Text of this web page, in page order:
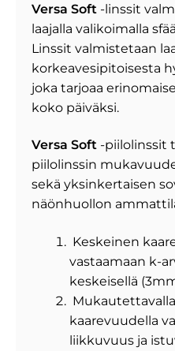
Versa Soft -linssit
laajalla valikoimalla
Linssit valmistetaan
korkeavesipitoisesta
joka tarjoaa
koko päiväksi.
Versa Soft -piilolinssit
piilolinssin
sekä yksinkertaisen
näönhuollon
Keskeinen
vastaamaan k-
keskeisellä
kaarevuudella
liikkuvuus ja